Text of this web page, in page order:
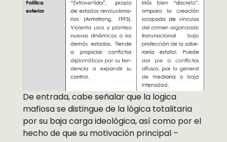
De entrada, cabe señalar que la logica
mafiosa se distingue de la lógica totalitaria
por su baja carga ideológica, así como por el
hecho de que su motivación principal –